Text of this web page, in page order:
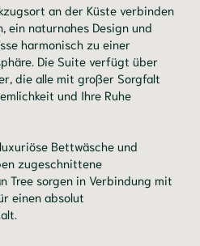
an der Küste verbinden
ein naturnahes Design und
harmonisch zu einer
Die Suite verfügt über
die alle mit großer Sorgfalt
und Ihre Ruhe
Bettwäsche und
zugeschnittene
Tree sorgen in Verbindung mit
einen absolut